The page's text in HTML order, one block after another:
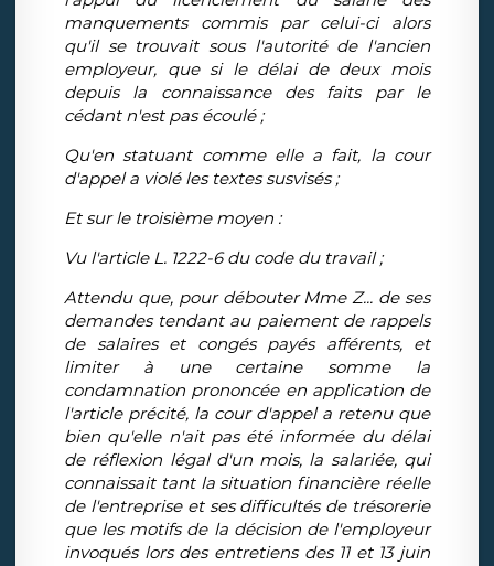
manquements commis par celui-ci alors
qu'il se trouvait sous l'autorité de l'ancien
employeur, que si le délai de deux mois
depuis la connaissance des faits par le
cédant n'est pas écoulé ;
Qu'en statuant comme elle a fait, la cour
d'appel a violé les textes susvisés ;
Et sur le troisième moyen :
Vu l'article L. 1222-6 du code du travail ;
Attendu que, pour débouter Mme Z... de ses
demandes tendant au paiement de rappels
de salaires et congés payés afférents, et
limiter à une certaine somme la
condamnation prononcée en application de
l'article précité, la cour d'appel a retenu que
bien qu'elle n'ait pas été informée du délai
de réflexion légal d'un mois, la salariée, qui
connaissait tant la situation financière réelle
de l'entreprise et ses difficultés de trésorerie
que les motifs de la décision de l'employeur
invoqués lors des entretiens des 11 et 13 juin